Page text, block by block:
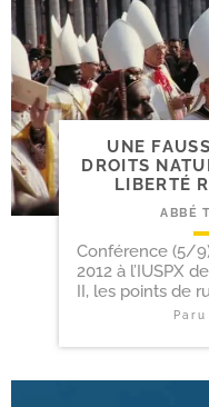
UNE
DROITS
LIBERTÉ
ABBÉ
Conférence (5/
2012 à l’IUSPX
II, les points de